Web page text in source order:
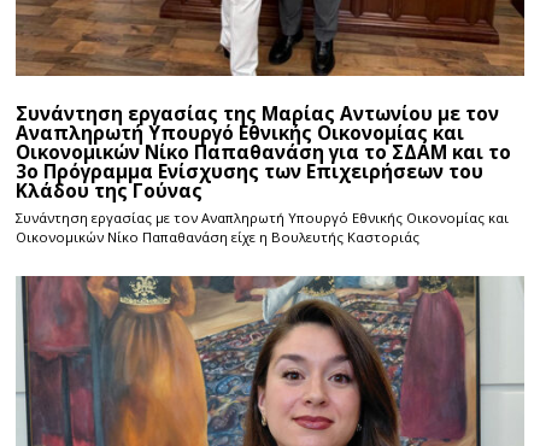
Συνάντηση εργασίας της Μαρίας Αντωνίου με τον
Αναπληρωτή Υπουργό Εθνικής Οικονομίας και
Οικονομικών Νίκο Παπαθανάση για το ΣΔΑΜ και το
3ο Πρόγραμμα Ενίσχυσης των Επιχειρήσεων του
Κλάδου της Γούνας
Συνάντηση εργασίας με τον Αναπληρωτή Υπουργό Εθνικής Οικονομίας και
Οικονομικών Νίκο Παπαθανάση είχε η Βουλευτής Καστοριάς